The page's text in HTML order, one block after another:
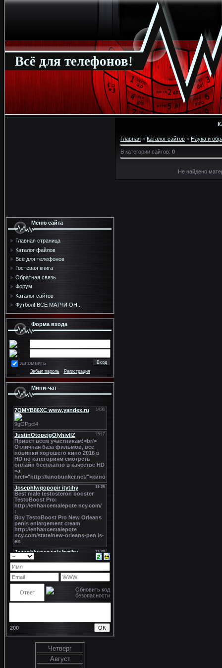
Всё для телефонов!
Меню сайта
Главная страница
Каталог файлов
Всё для телефонов
Гостевая книга
Обратная связь
Форум
Каталог сайтов
Футбол! ВСЕ МАТЧИ ОН...
Форма входа
запомнить
Забыл пароль· Регистрация
Мини-чат
200
Четверг
Август
Главная » Каталог сайтов » Наука и
В категории сайтов: 0
Не найдено